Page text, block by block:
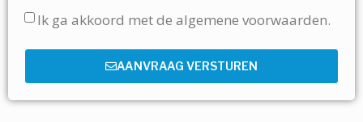
Ik ga akkoord met de algemene voorwaarden.
AANVRAAG VERSTUREN